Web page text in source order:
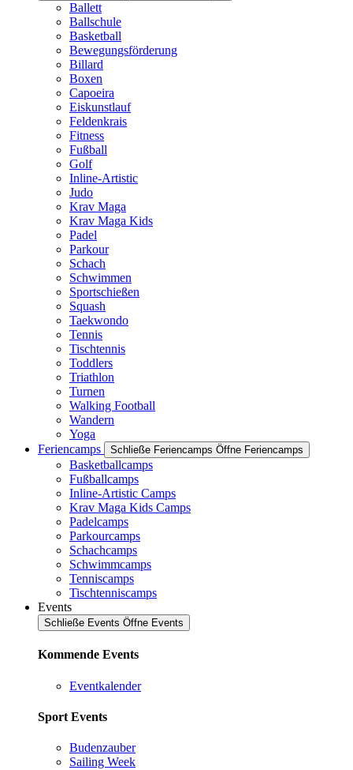
Ballett
Ballschule
Basketball
Bewegungsförderung
Billard
Boxen
Capoeira
Eiskunstlauf
Feldenkrais
Fitness
Fußball
Golf
Inline-Artistic
Judo
Krav Maga
Krav Maga Kids
Padel
Parkour
Schach
Schwimmen
Sportschießen
Squash
Taekwondo
Tennis
Tischtennis
Toddlers
Triathlon
Turnen
Walking Football
Wandern
Yoga
Feriencamps
Schließe Feriencamps Öffne Feriencamps
Basketballcamps
Fußballcamps
Inline-Artistic Camps
Krav Maga Kids Camps
Padelcamps
Parkourcamps
Schachcamps
Schwimmcamps
Tenniscamps
Tischtenniscamps
Events
Schließe Events Öffne Events
Kommende Events
Eventkalender
Sport Events
Budenzauber
Sailing Week